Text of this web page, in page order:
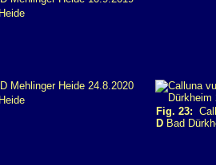
Fig. 23:
D Bad